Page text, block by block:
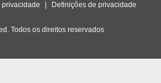
privacidade Definições de privacidade
Todos os direitos reservados